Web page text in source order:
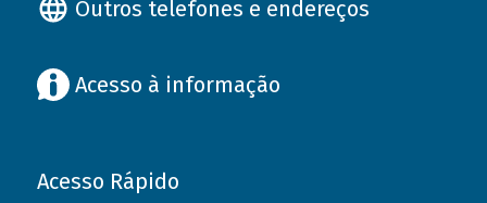
Outros telefones e endereços
Acesso à informação
Acesso Rápido